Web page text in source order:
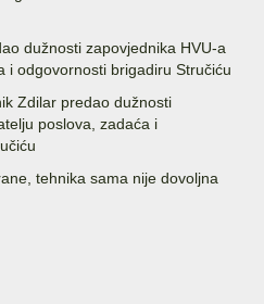
dužnosti zapovjednika HVU-a
i odgovornosti brigadiru Stručiću
Zdilar predao dužnosti
poslova, zadaća i
tehnika sama nije dovoljna